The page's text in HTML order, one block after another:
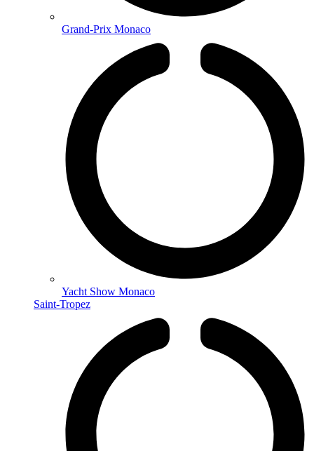
Grand-Prix Monaco
Yacht Show Monaco
Saint-Tropez